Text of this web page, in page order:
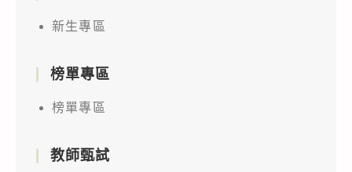
新生專區
榜單專區
榜單專區
教師甄試